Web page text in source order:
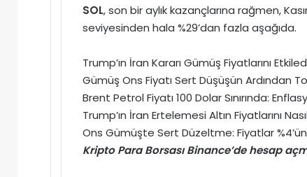
SOL, son bir aylık kazançlarına rağmen,
seviyesinden hala %29’dan fazla aşağıda.
Trump’ın İran Kararı Gümüş Fiyatlarını
Gümüş Ons Fiyatı Sert Düşüşün Ardından
Brent Petrol Fiyatı 100 Dolar Sınırında:
Trump’ın İran Ertelemesi Altın Fiyatlarını
Ons Gümüşte Sert Düzeltme: Fiyatlar
Kripto Para Borsası Binance’de hesap